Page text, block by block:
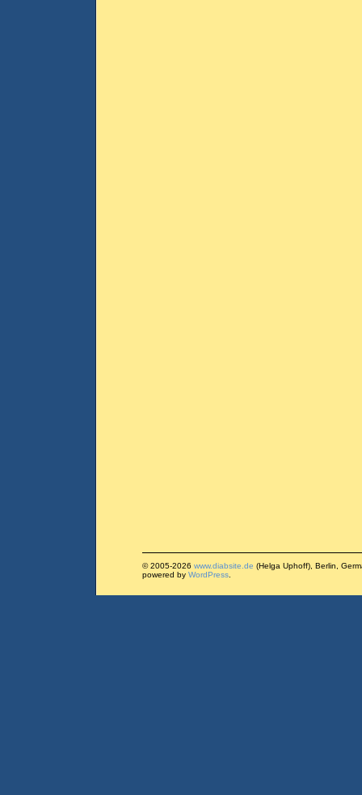
© 2005-2026 www.diabsite.de (Helga Uphoff), Berlin,
powered by WordPress.